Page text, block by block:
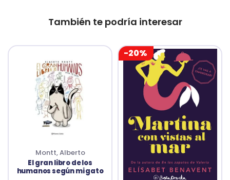
También te podría interesar
Montt, Alberto
El gran libro de los
humanos según mi gato
-20%